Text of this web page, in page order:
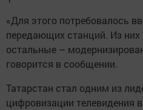
«Для этого потребовалось
передающих станций. Из них
остальные –
говорится в сообщении.
Татарстан стал одним из
цифровизации телевидения